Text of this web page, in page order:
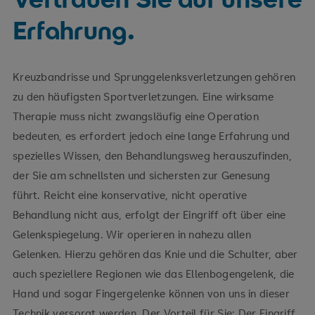
Erfahrung.
Kreuzbandrisse und Sprunggelenksverletzungen gehören
zu den häufigsten Sportverletzungen. Eine wirksame
Therapie muss nicht zwangsläufig eine Operation
bedeuten, es erfordert jedoch eine lange Erfahrung und
spezielles Wissen, den Behandlungsweg herauszufinden,
der Sie am schnellsten und sichersten zur Genesung
führt. Reicht eine konservative, nicht operative
Behandlung nicht aus, erfolgt der Eingriff oft über eine
Gelenkspiegelung. Wir operieren in nahezu allen
Gelenken. Hierzu gehören das Knie und die Schulter, aber
auch speziellere Regionen wie das Ellenbogengelenk, die
Hand und sogar Fingergelenke können von uns in dieser